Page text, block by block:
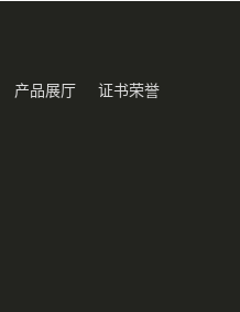
产品展厅 证书荣誉